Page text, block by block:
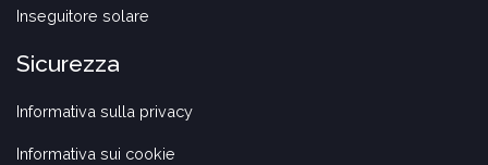
Inseguitore solare
Sicurezza
Informativa sulla privacy
Informativa sui cookie